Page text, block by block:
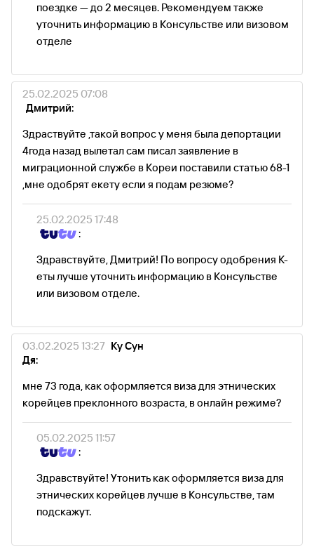
поездке — до 2 месяцев. Рекомендуем также
уточнить информацию в Консульстве или визовом
отделе
25.02.2025 07:08
Дмитрий:
Здраствуйте ,такой вопрос у меня была депортации
4года назад вылетал сам писал заявление в
миграционной службе в Кореи поставили статью 68-1
,мне одобрят екету если я подам резюме?
25.02.2025 17:48
:
Здравствуйте, Дмитрий! По вопросу одобрения К-
еты лучше уточнить информацию в Консульстве
или визовом отделе.
03.02.2025 13:27 Ку Сун
Дя:
мне 73 года, как оформляется виза для этнических
корейцев преклонного возраста, в онлайн режиме?
05.02.2025 11:57
:
Здравствуйте! Утонить как оформляется виза для
этнических корейцев лучше в Консульстве, там
подскажут.